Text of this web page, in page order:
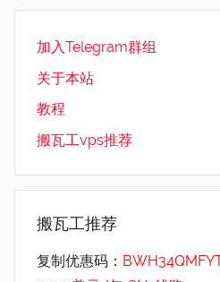
加入Telegram群组
关于本站
教程
搬瓦工vps推荐
搬瓦工推荐
复制优惠码：